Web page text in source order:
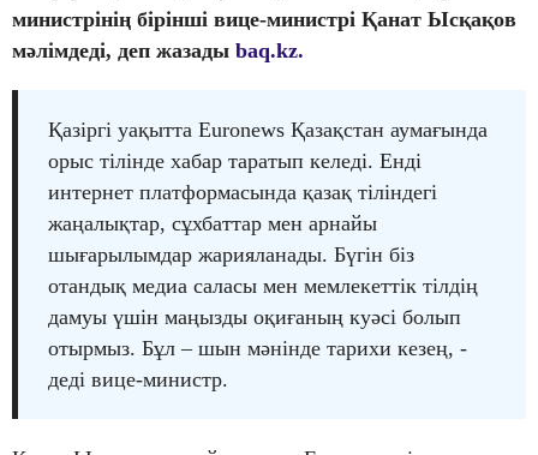
министрінің бірінші вице-министрі Қанат Ысқақов
мәлімдеді, деп жазады baq.kz.
Қазіргі уақытта Euronews Қазақстан аумағында
орыс тілінде хабар таратып келеді. Енді
интернет платформасында қазақ тіліндегі
жаңалықтар, сұхбаттар мен арнайы
шығарылымдар жарияланады. Бүгін біз
отандық медиа саласы мен мемлекеттік тілдің
дамуы үшін маңызды оқиғаның куәсі болып
отырмыз. Бұл – шын мәнінде тарихи кезең, -
деді вице-министр.